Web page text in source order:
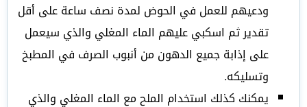
ودعيهم للعمل في الحوض لمدة نصف ساعة على أقل
تقدير ثم اسكبي عليهم الماء المغلي والذي سيعمل
على إذابة جميع الدهون من أنبوب الصرف في المطبخ
وتسليكه.
يمكنك كذلك استخدام الملح مع الماء المغلي والذي